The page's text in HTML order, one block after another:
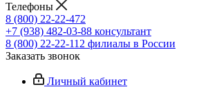
Телефоны
8 (800) 22-22-472
+7 (938) 482-03-88 консультант
8 (800) 22-22-112 филиалы в России
Заказать звонок
Личный кабинет